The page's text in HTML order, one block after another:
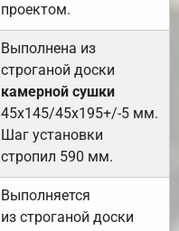
проектом.
Выполнена из
строганой доски
камерной сушки
45х145/45х195+/-5 мм.
Шаг установки
стропил 590 мм.
Выполняется
из строганой доски